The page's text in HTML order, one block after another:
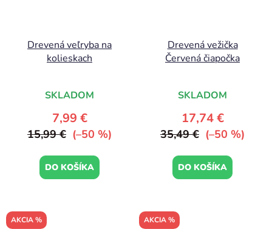
Drevená veľryba na
kolieskach
SKLADOM
7,99 €
15,99 € (–50 %)
DO KOŠÍKA
Drevená vežička
Červená čiapočka
SKLADOM
17,74 €
35,49 € (–50 %)
DO KOŠÍKA
AKCIA % AKCIA %